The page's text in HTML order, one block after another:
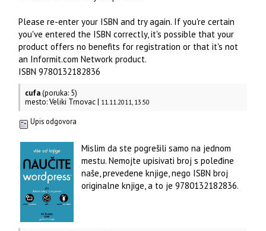
Please re-enter your ISBN and try again. If you're certain
you've entered the ISBN correctly, it's possible that your
product offers no benefits for registration or that it's not
an Informit.com Network product.
ISBN 9780132182836
cufa(poruka: 5)
mesto: Veliki Trnovac | 11.11.2011, 13:50
Upis odgovora
Mislim da ste pogrešili samo na jednom
mestu. Nemojte upisivati broj s poleđine
naše, prevedene knjige, nego ISBN broj
originalne knjige, a to je 9780132182836.